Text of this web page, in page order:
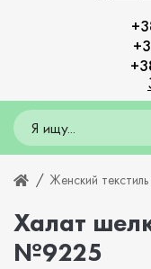
Женский текстиль
Халат
№9225